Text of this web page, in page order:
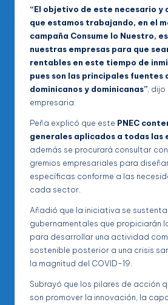
“El objetivo de este necesario y
que estamos trabajando, en el
campaña Consume lo Nuestro,
nuestras empresas para que
rentables en este tiempo de
pues son las principales fuentes
dominicanos y dominicanas”,
empresaria.
Peña explicó que este PNEC
generales aplicados a todas las
además se procurará consultar
gremios empresariales para
específicas conforme a las
cada sector.
Añadió que la iniciativa se
gubernamentales que propiciarán
para desarrollar una actividad
sostenible posterior a una crisis
la magnitud del COVID-19.
Subrayó que los pilares de acción
son promover la innovación, la